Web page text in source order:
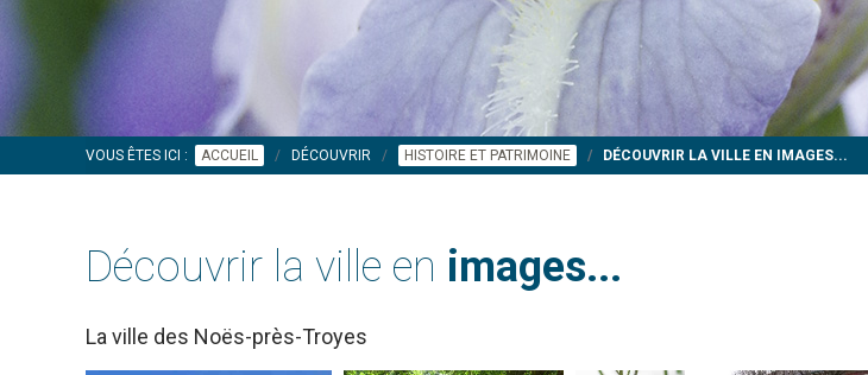
VOUS ÊTES ICI : ACCUEIL DÉCOUVRIR HISTOIRE ET PATRIMOINE DÉCOUVRIR LA VILLE EN IMAGES...
Découvrir la ville en images...
La ville des Noës-près-Troyes